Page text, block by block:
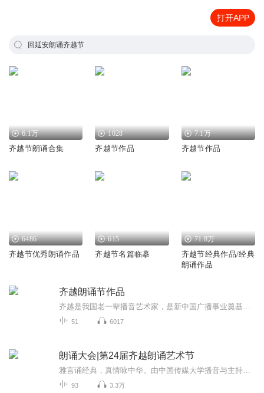
打开APP
回延安朗诵齐越节
6.1万
齐越节朗诵合集
1028
齐越节作品
7.1万
齐越节作品
6486
齐越节优秀朗诵作品
615
齐越节名篇临摹
71.8万
齐越节经典作品/经典
朗诵作品
齐越朗诵节作品
51 6017
朗诵大会|第24届齐越朗诵艺术节
93 3.3万